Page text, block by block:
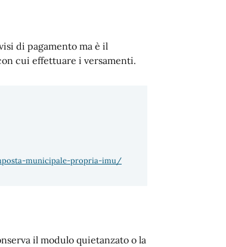
di pagamento ma è il
cui effettuare i versamenti.
municipale-propria-imu/
il modulo quietanzato o la